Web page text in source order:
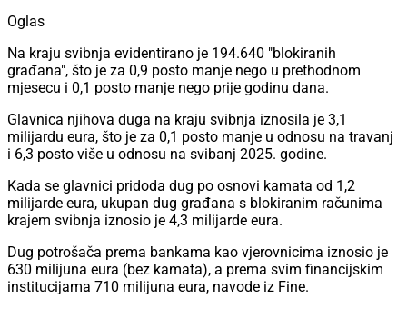
Oglas
Na kraju svibnja evidentirano je 194.640 "blokiranih
građana", što je za 0,9 posto manje nego u prethodnom
mjesecu i 0,1 posto manje nego prije godinu dana.
Glavnica njihova duga na kraju svibnja iznosila je 3,1
milijardu eura, što je za 0,1 posto manje u odnosu na travanj
i 6,3 posto više u odnosu na svibanj 2025. godine.
Kada se glavnici pridoda dug po osnovi kamata od 1,2
milijarde eura, ukupan dug građana s blokiranim računima
krajem svibnja iznosio je 4,3 milijarde eura.
Dug potrošača prema bankama kao vjerovnicima iznosio je
630 milijuna eura (bez kamata), a prema svim financijskim
institucijama 710 milijuna eura, navode iz Fine.